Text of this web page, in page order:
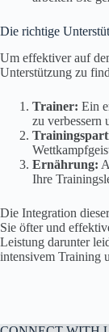
Die richtige
Um effektiver auf
Unterstützung zu
Trainer: Ein
zu verbessern
Ernährung:
Ihre
Die Integration
Sie öfter und
Leistung darunter
intensivem Training